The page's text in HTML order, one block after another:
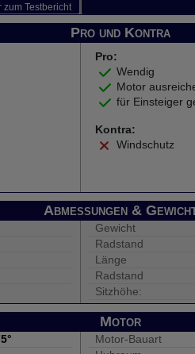
zum Testbericht
Pro und Kontra
Pro:
Wendig
Motor
für Einsteiger
Kontra:
Windschutz
Abmessungen &
Gewicht
Radstand
Länge
Radstand
Sitzhöhe:
Motor
Motor-Bauart